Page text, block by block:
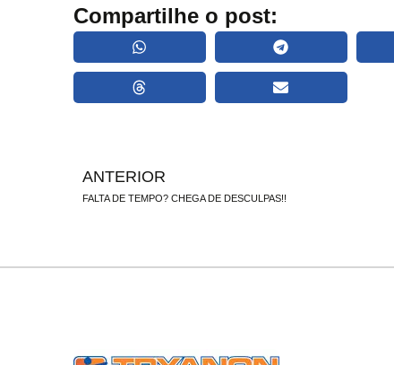
Compartilhe o post:
ANTERIOR
FALTA DE TEMPO? CHEGA DE DESCULPAS!!